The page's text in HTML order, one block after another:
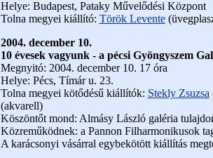
Helye: Budapest, Pataky Művelődési Központ
Tolna megyei kiállító: Török Levente
2004. december 10.
10 évesek vagyunk - a pécsi Gyöngyszem
Megnyitó: 2004. december 10. 17 óra
Helye: Pécs, Tímár u. 23.
Tolna megyei kötődésű kiállítók: Stekly Zsuzsa
(akvarell)
Köszöntőt mond: Almásy László galéria
Közreműködnek: a Pannon Filharmonikusok
A karácsonyi vásárral egybekötött kiállítás